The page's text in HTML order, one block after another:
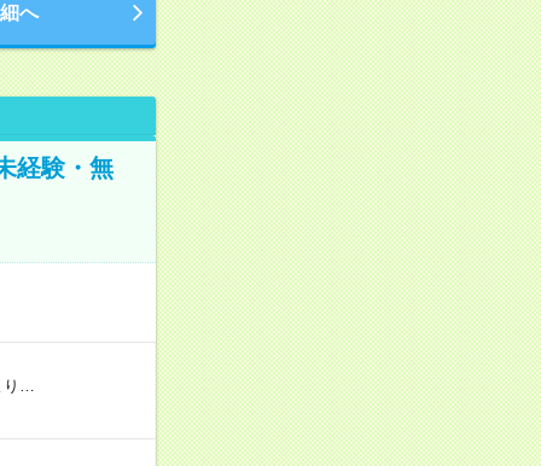
へ
経験・無
…